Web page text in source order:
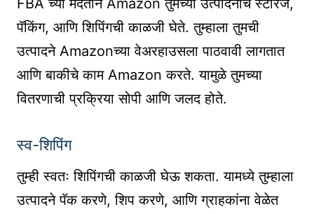
पॅकिंग, आणि शिपिंगची काळजी घेते. तुम्हाला तुमची
उत्पादने Amazonच्या वेअरहाउसला पाठवावी लागतात
आणि बाकीचे काम Amazon करते. यामुळे तुमच्या
वितरणाची प्रक्रिया सोपी आणि जलद होते.
स्व-शिपिंग
तुम्ही स्वतः शिपिंगची काळजी घेऊ शकता. यामध्ये तुम्हाला
उत्पादने पॅक करणे, शिप करणे, आणि ग्राहकांना वेळेत